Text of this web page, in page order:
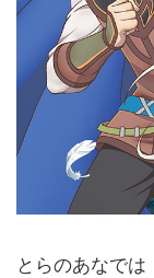
とらのあなで